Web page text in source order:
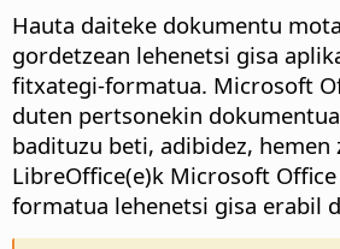
Hauta daiteke dokumentu
gordetzean lehenetsi gisa
fitxategi-formatua. Microsoft
duten pertsonekin
badituzu beti, adibidez, hemen
LibreOffice(e)k Microsoft
formatua lehenetsi gisa erabil